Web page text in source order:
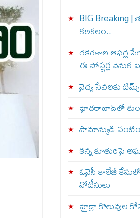
BIG
కలకలం..
రకరకాల ఆఫర్ల
ఈ పోస్టర్ల వెనుక
వైద్య సేవలకు
హైదరాబాద్‌లో
సామాన్యుడి
కన్న కూతురిపై
ఓవైసీ కాలేజీ కేసులో
నోటీసులు
హైడ్రా కొలువుల